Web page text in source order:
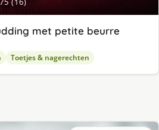
met petite beurre
Toetjes & nagerechten